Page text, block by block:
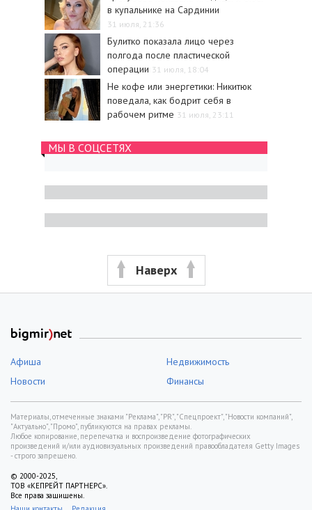
в купальнике на Сардинии
31 июля, 21:36
Булитко показала лицо через
полгода после пластической
операции 31 июля, 18:04
Не кофе или энергетики: Никитюк
поведала, как бодрит себя в
рабочем ритме 31 июля, 23:11
МЫ В СОЦСЕТЯХ
Наверх
Афиша
Недвижимость
Новости
Финансы
Материалы, отмеченные знаками "Реклама", "PR", "Спецпроект", "Новости компаний",
"Актуально", "Промо", публикуются на правах рекламы.
Любое копирование, перепечатка и воспроизведение фотографических
произведений и/или аудиовизуальных произведений правообладателя Getty Images
- строго запрещено.
© 2000-2025,
ТОВ «КЕПРЕЙТ ПАРТНЕРС».
Все права защищены.